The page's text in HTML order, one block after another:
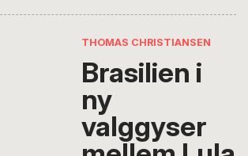
THOMAS CHRISTIANSEN
Brasilien i
ny
valggyser